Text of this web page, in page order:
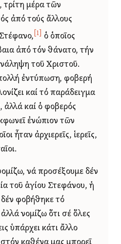
τρίτη μέρα τῶν
ἀπό τούς ἄλλους
[1]
ὁ ὁποῖος
ἀπό τόν θάνατο, τήν
τοῦ Χριστοῦ.
ἐντύπωση, φοβερή
καί τό παράδειγμα
καί ὁ φοβερός
ἐνώπιον τῶν
ἦταν ἀρχιερεῖς, ἱερεῖς,
νά προσέξουμε δέν
τοῦ ἁγίου Στεφάνου, ἡ
φοβήθηκε τό
νομίζω ὅτι σέ ὅλες
ὑπάρχει κάτι ἄλλο